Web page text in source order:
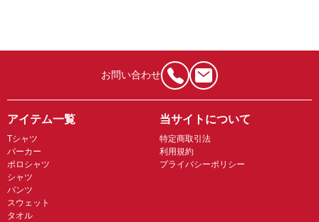
お問い合わせ
アイテム一覧
Tシャツ
パーカー
ポロシャツ
シャツ
パンツ
スウェット
タオル
当サイトについて
特定商取引法
利用規約
プライバシーポリシー